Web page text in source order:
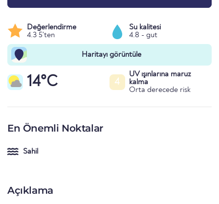
Değerlendirme
4.3 5'ten
Su kalitesi
4.8 - gut
Haritayı görüntüle
14°C 4
UV ışınlarına maruz
kalma
Orta derecede risk
En Önemli Noktalar
Sahil
Açıklama